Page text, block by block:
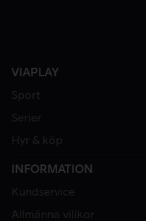
VIAPLAY
Sport
Serier
Hyr & köp
INFORMATION
Kundservice
Allmänna villkor